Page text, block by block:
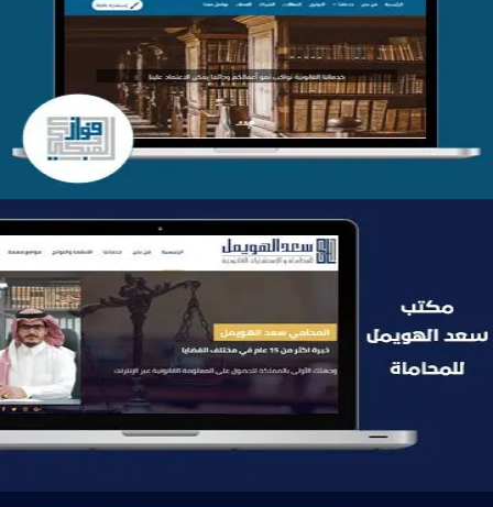
موقع فواز المبكي للمحاماة
التفاصيل
موقع سعد الهويمل للمحاماة
التفاصيل